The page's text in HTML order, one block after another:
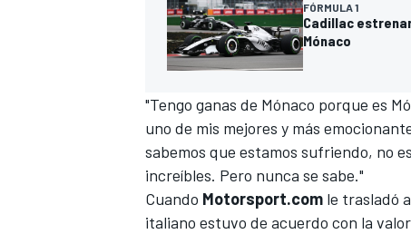
WRC
FÓRMULA 1
Cadillac
Mónaco
"Tengo ganas de Mónaco porque es
uno de mis mejores y más
sabemos que estamos sufriendo, no
increíbles. Pero nunca se sabe."
Cuando Motorsport.com le trasladó
italiano estuvo de acuerdo con la